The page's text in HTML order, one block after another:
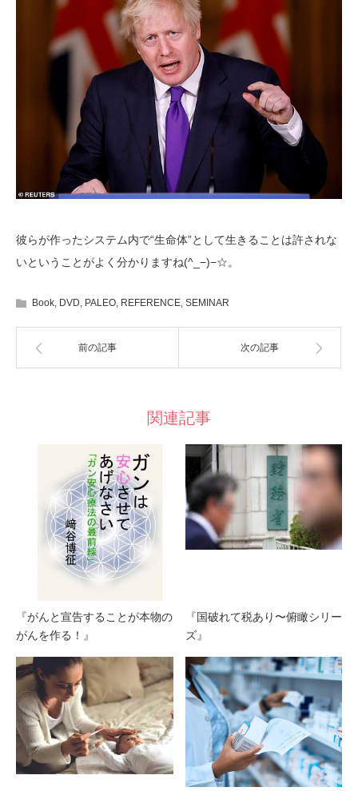
彼らが作ったシステム内で“生命体”として生きることは許されな
いということがよく分かりますね(^_−)−☆。
Book DVD PALEO REFERENCE SEMINAR
前の記事 次の記事
関連記事
『がんと宣告することが本物の
がんを作る！』
『国破れて税あり〜俯瞰シリー
ズ』